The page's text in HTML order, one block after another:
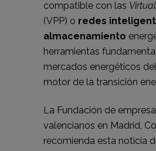
compatible con las
(VPP) o redes
almacenamiento
herramientas
mercados energéticos
motor de la transición
La Fundación de
valencianos en Madrid,
recomienda esta noticia